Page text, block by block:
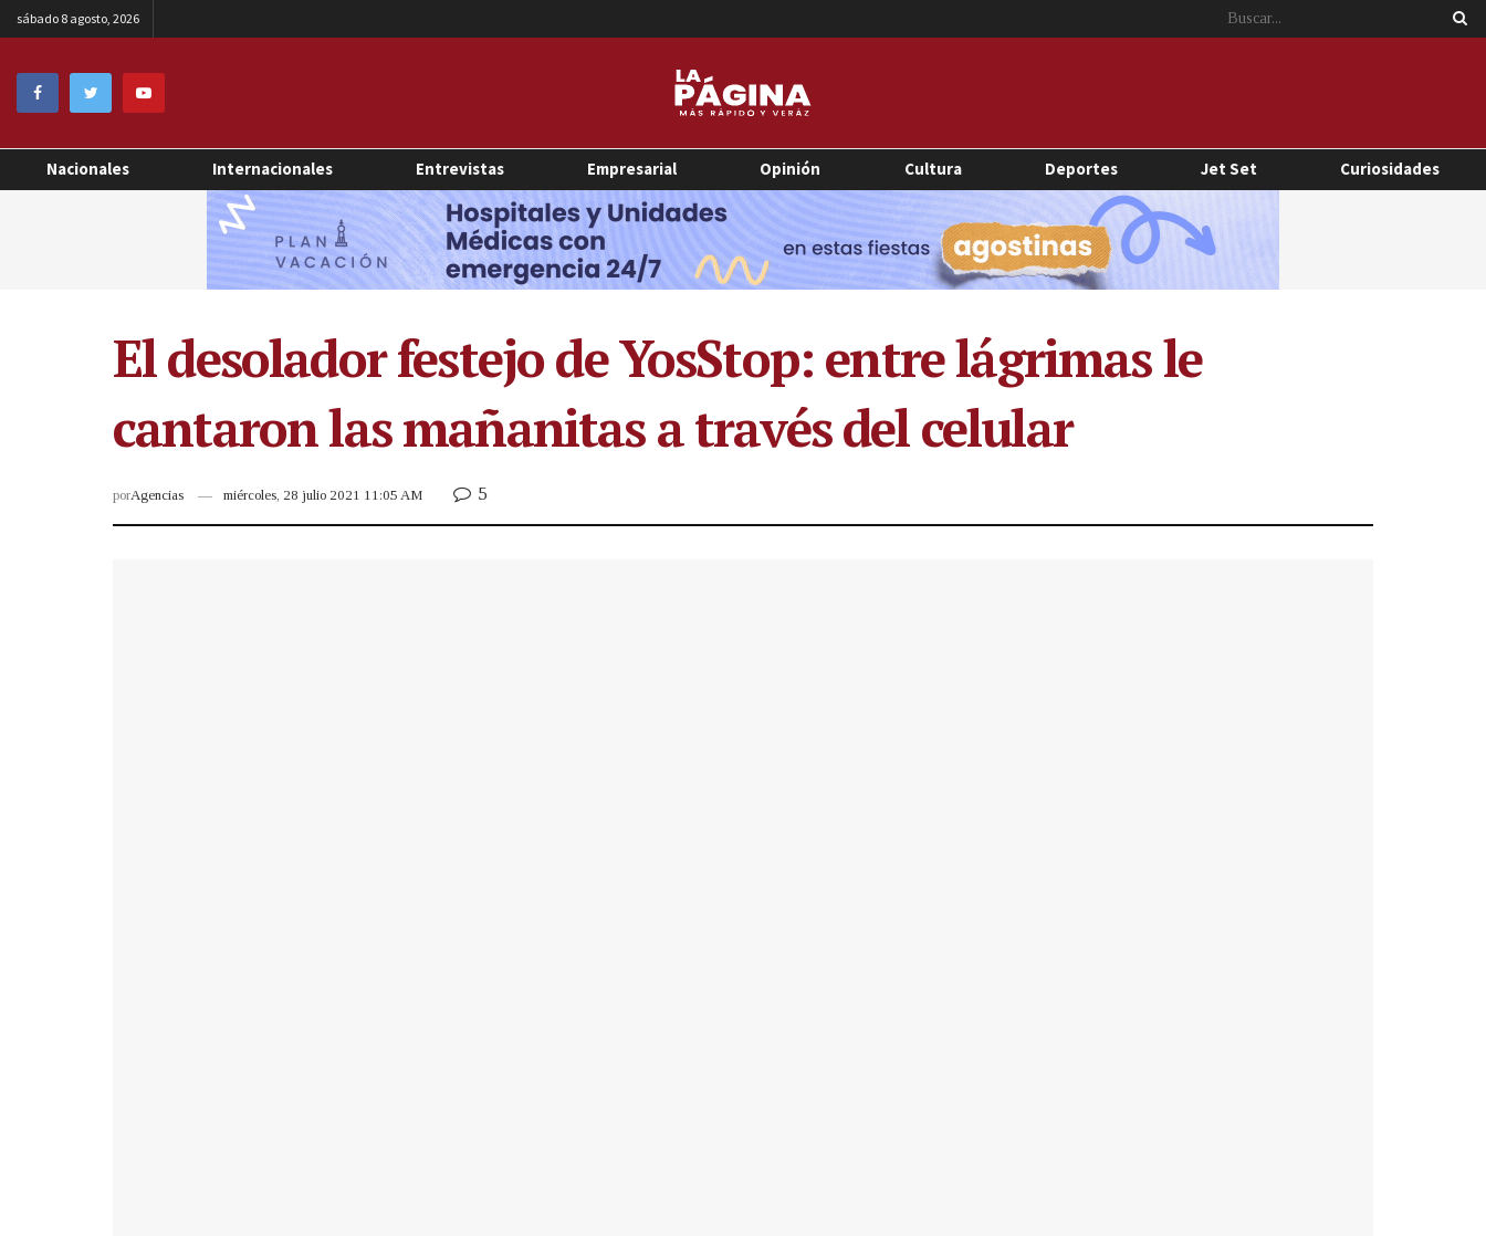
sábado 8 agosto, 2026
Nacionales Internacionales Entrevistas Empresarial Opinión Cultura Deportes Jet Set Curiosidades
El desolador festejo de YosStop: entre lágrimas le
cantaron las mañanitas a través del celular
porAgencias miércoles, 28 julio 2021 11:05 AM 5